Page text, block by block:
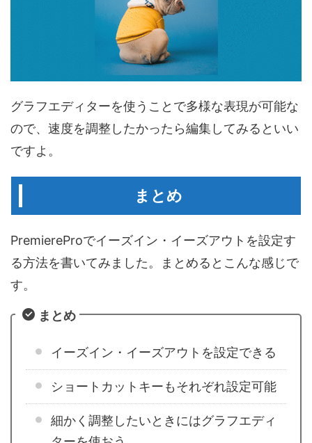
グラフエディターを使うことで多様な表現が可能な
ので、速度を調整したかったら編集してみるといい
ですよ。
まとめ
PremiereProでイーズイン・イーズアウトを設定す
る方法を書いてみました。まとめるとこんな感じで
す。
まとめ
イーズイン・イーズアウトを設定できる
ショートカットキーもそれぞれ設定可能
細かく調整したいときにはグラフエディ